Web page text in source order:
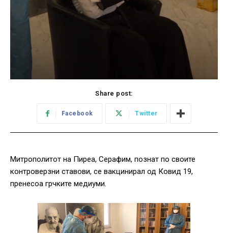
Share post:
Facebook Twitter
Митрополитот на Пиреа, Серафим, познат по своите
контроверзни ставови, се вакцинирал од Ковид 19,
пренесоа грчките медиуми.